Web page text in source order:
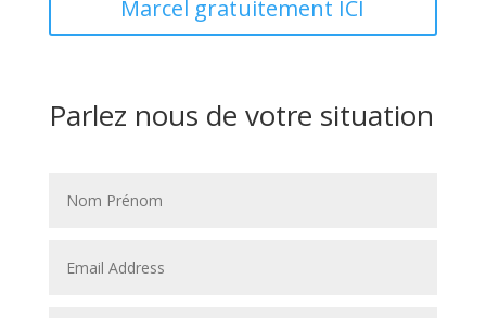
Marcel gratuitement ICI
Parlez nous de votre situation